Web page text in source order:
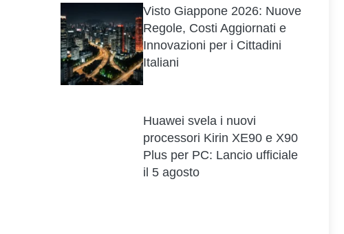
Visto Giappone 2026: Nuove
Regole, Costi Aggiornati e
Innovazioni per i Cittadini
Italiani
Huawei svela i nuovi
processori Kirin XE90 e X90
Plus per PC: Lancio ufficiale
il 5 agosto